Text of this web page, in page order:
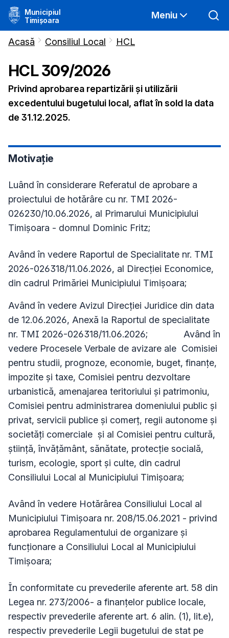
Municipiul
Timișoara
Meniu
Acasă Consiliul Local HCL
HCL309/2026
Privind aprobarea repartizării și utilizării
excedentului bugetului local, aflat în sold la data
de 31.12.2025.
Motivație
Luând în considerare Referatul de aprobare a
proiectului de hotărâre cu nr. TMI 2026-
026230/10.06.2026, al Primarului Municipiului
Timișoara - domnul Dominic Fritz;
Având în vedere Raportul de Specialitate nr. TMI
2026-026318/11.06.2026, al Direcției Economice,
din cadrul Primăriei Municipiului Timișoara;
Având în vedere Avizul Direcției Juridice din data
de 12.06.2026, Anexă la Raportul de specialitate
nr. TMI 2026-026318/11.06.2026; Având în
vedere Procesele Verbale de avizare ale Comisiei
pentru studii, prognoze, economie, buget, finanțe,
impozite și taxe, Comisiei pentru dezvoltare
urbanistică, amenajarea teritoriului și patrimoniu,
Comisiei pentru administrarea domeniului public și
privat, servicii publice și comerț, regii autonome și
societăți comerciale și al Comisiei pentru cultură,
știință, învățământ, sănătate, protecție socială,
turism, ecologie, sport și culte, din cadrul
Consiliului Local al Municipiului Timișoara;
Având în vedere Hotărârea Consiliului Local al
Municipiului Timișoara nr. 208/15.06.2021 - privind
aprobarea Regulamentului de organizare și
funcționare a Consiliului Local al Municipiului
Timișoara;
În conformitate cu prevederile aferente art. 58 din
Legea nr. 273/2006- a finanțelor publice locale,
respectiv prevederile aferente art. 6 alin. (1), lit.e),
respectiv prevederile Legii bugetului de stat pe